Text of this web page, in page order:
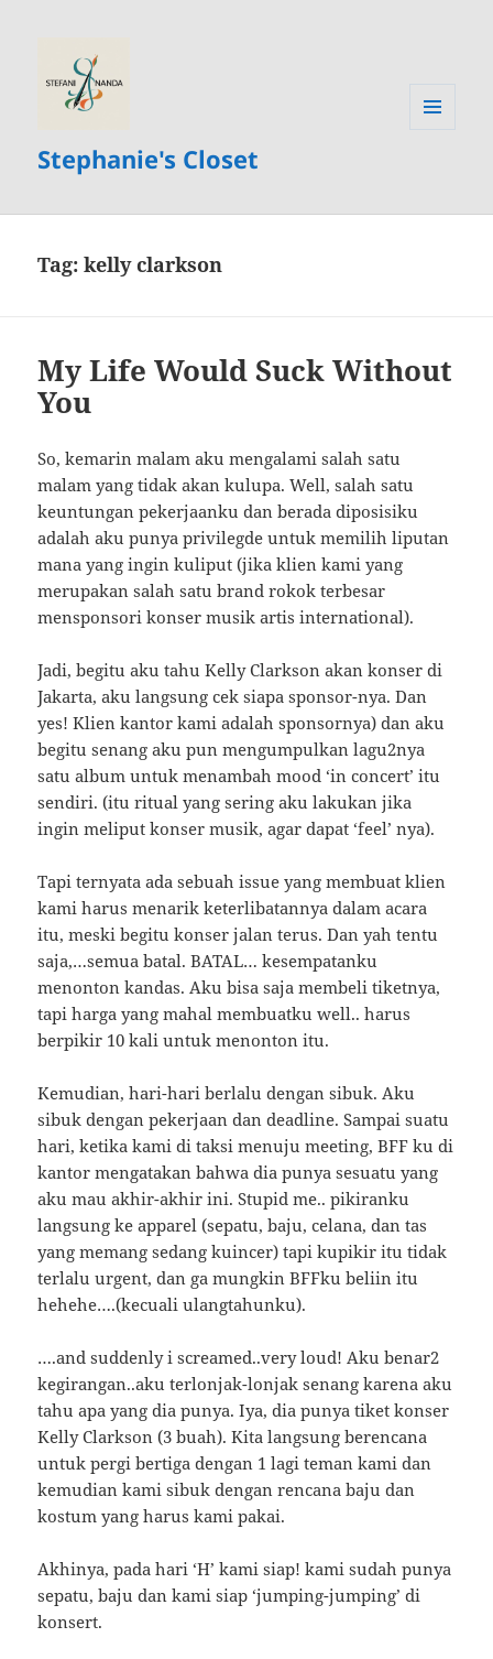
Stephanie's Closet
Tag:kelly clarkson
My Life Would Suck Without
You
So, kemarin malam aku mengalami salah satu
malam yang tidak akan kulupa. Well, salah satu
keuntungan pekerjaanku dan berada diposisiku
adalah aku punya privilegde untuk memilih liputan
mana yang ingin kuliput (jika klien kami yang
merupakan salah satu brand rokok terbesar
mensponsori konser musik artis international).
Jadi, begitu aku tahu Kelly Clarkson akan konser di
Jakarta, aku langsung cek siapa sponsor-nya. Dan
yes! Klien kantor kami adalah sponsornya) dan aku
begitu senang aku pun mengumpulkan lagu2nya
satu album untuk menambah mood ‘in concert’ itu
sendiri. (itu ritual yang sering aku lakukan jika
ingin meliput konser musik, agar dapat ‘feel’ nya).
Tapi ternyata ada sebuah issue yang membuat klien
kami harus menarik keterlibatannya dalam acara
itu, meski begitu konser jalan terus. Dan yah tentu
saja,…semua batal. BATAL… kesempatanku
menonton kandas. Aku bisa saja membeli tiketnya,
tapi harga yang mahal membuatku well.. harus
berpikir 10 kali untuk menonton itu.
Kemudian, hari-hari berlalu dengan sibuk. Aku
sibuk dengan pekerjaan dan deadline. Sampai suatu
hari, ketika kami di taksi menuju meeting, BFF ku di
kantor mengatakan bahwa dia punya sesuatu yang
aku mau akhir-akhir ini. Stupid me.. pikiranku
langsung ke apparel (sepatu, baju, celana, dan tas
yang memang sedang kuincer) tapi kupikir itu tidak
terlalu urgent, dan ga mungkin BFFku beliin itu
hehehe….(kecuali ulangtahunku).
….and suddenly i screamed..very loud! Aku benar2
kegirangan..aku terlonjak-lonjak senang karena aku
tahu apa yang dia punya. Iya, dia punya tiket konser
Kelly Clarkson (3 buah). Kita langsung berencana
untuk pergi bertiga dengan 1 lagi teman kami dan
kemudian kami sibuk dengan rencana baju dan
kostum yang harus kami pakai.
Akhinya, pada hari ‘H’ kami siap! kami sudah punya
sepatu, baju dan kami siap ‘jumping-jumping’ di
konsert.